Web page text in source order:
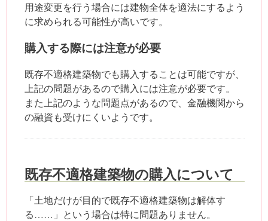
用途変更を行う場合には建物全体を適法にするよう
に求められる可能性が高いです。
購入する際には注意が必要
既存不適格建築物でも購入することは可能ですが、
上記の問題があるので購入には注意が必要です。
また上記のような問題点があるので、金融機関から
の融資も受けにくいようです。
既存不適格建築物の購入について
「土地だけが目的で既存不適格建築物は解体す
る……」という場合は特に問題ありません。